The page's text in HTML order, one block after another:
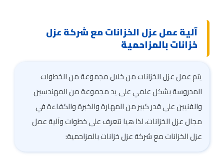
آلية عمل عزل الخزانات مع شركة عزل
خزانات بالمزاحمية
يتم عمل عزل الخزانات من خلال مجموعة من الخطوات
المدروسة بشكل علمي على يد مجموعة من المهندسين
والفنيين على قدر كبير من المهارة والخبرة والكفاءة في
مجال عزل الخزانات، لذا هيا نتعرف على خطوات وآلية عمل
عزل الخزانات مع شركة عزل خزانات بالمزاحمية: